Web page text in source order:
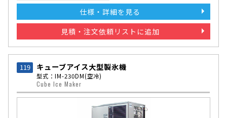
仕様・詳細を見る
見積・注文依頼リストに追加
119 キューブアイス大型製氷機
型式：IM-230DM(空冷)
Cube Ice Maker